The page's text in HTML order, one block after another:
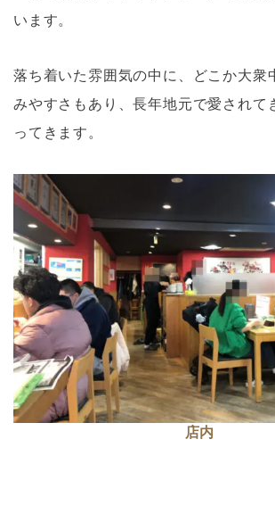
います。
落ち着いた雰囲気の中に、どこか大衆
みやすさもあり、長年地元で愛されて
ってきます。
店内